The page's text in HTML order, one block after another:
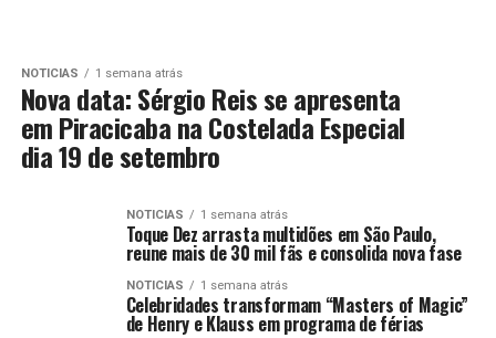
NOTICIAS 1 semana atrás
Nova data: Sérgio Reis se apresenta
em Piracicaba na Costelada Especial
dia 19 de setembro
NOTICIAS 1 semana atrás
Toque Dez arrasta multidões em São Paulo,
reune mais de 30 mil fãs e consolida nova fase
NOTICIAS 1 semana atrás
Celebridades transformam “Masters of Magic”
de Henry e Klauss em programa de férias